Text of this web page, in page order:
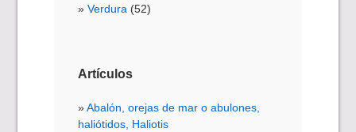
Verdura (52)
Artículos
Abalón, orejas de mar o abulones,
haliótidos, Haliotis